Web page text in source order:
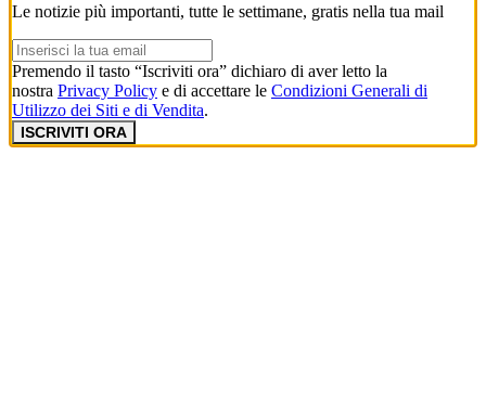
Le notizie più importanti, tutte le settimane, gratis nella tua mail
Premendo il tasto “Iscriviti ora” dichiaro di aver letto la
nostra Privacy Policy e di accettare le Condizioni Generali di
Utilizzo dei Siti e di Vendita.
ISCRIVITI ORA